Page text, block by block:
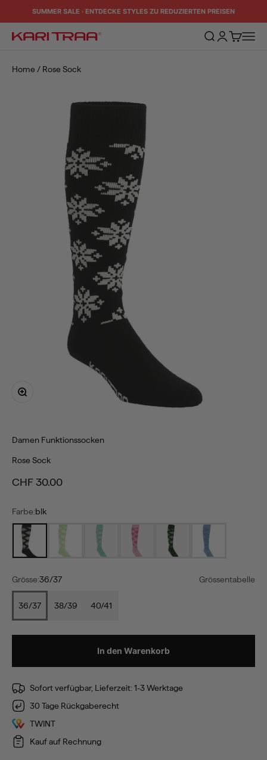
SUMMER SALE · ENTDECKE STYLES ZU REDUZIERTEN PREISEN
Kari Traa Suche öffnen
Home / Rose Sock
Bild vergrößern
Damen Funktionssocken
Rose Sock
Angebot
CHF 30.00
Farbe:blk
blk
wav gum thy
Grösse:36/37 Grössentabelle
36/37 38/39 40/41
In den Warenkorb
Sofort verfügbar, Lieferzeit: 1-3 Werktage
30 Tage Rückgaberecht
TWINT
Kauf auf Rechnung